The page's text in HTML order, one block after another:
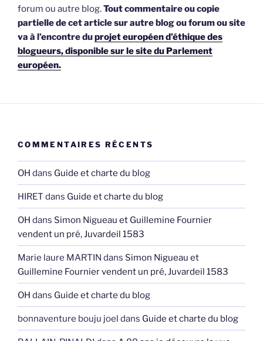
forum ou autre blog.Tout commentaire ou copie
partielle de cet article sur autre blog ou forum ou site
va à l’encontre duprojet européen d’éthique des
blogueurs, disponible sur le site du Parlement
européen.
COMMENTAIRES RÉCENTS
OH dans Guide et charte du blog
HIRET dans Guide et charte du blog
OH dans Simon Nigueau et Guillemine Fournier
vendent un pré, Juvardeil 1583
Marie laure MARTIN dans Simon Nigueau et
Guillemine Fournier vendent un pré, Juvardeil 1583
OH dans Guide et charte du blog
bonnaventure bouju joel dans Guide et charte du blog